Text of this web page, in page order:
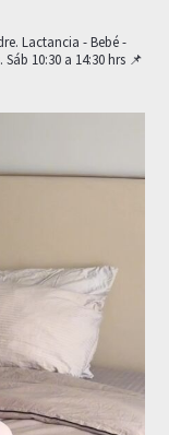
Lactancia - Bebé -
10:30 a 14:30 hrs 📌